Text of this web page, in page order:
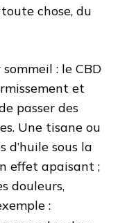
chose, du
: le CBD
et
passer des
Une tisane ou
d’huile sous la
effet apaisant ;
douleurs,
: